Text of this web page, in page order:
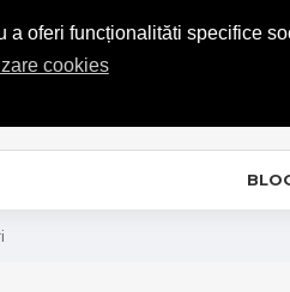
oferi funcționalităti specifice
cookies
TELEFONICE: 0720.865.728